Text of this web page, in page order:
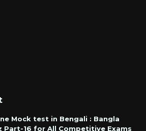
Mock test in Bengali : Bangla
Part-16 for All Competitive Exams